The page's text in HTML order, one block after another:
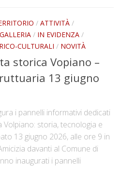
/ ATTIVITÀ /
GALLERIA / IN EVIDENZA /
CULTURALI / NOVITÀ
storica Vopiano –
13 giugno
i pannelli informativi dedicati
Volpiano: storia, tecnologia e
13 giugno 2026, alle ore 9 in
davanti al Comune di
inaugurati i pannelli